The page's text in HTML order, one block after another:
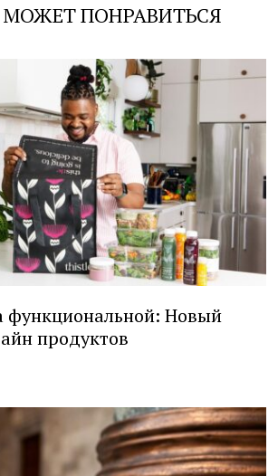
ПОНРАВИТЬСЯ
функциональной: Новый
продуктов